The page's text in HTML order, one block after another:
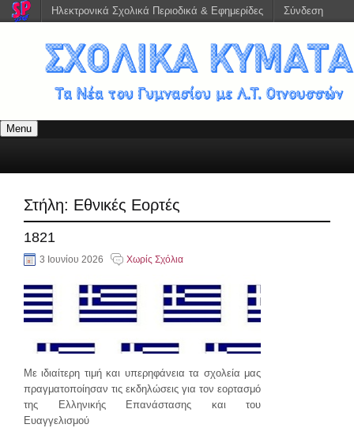
Menu
Στήλη: Εθνικές Εορτές
1821
3 Ιουνίου 2026 Χωρίς Σχόλια
Με ιδιαίτερη τιμή και υπερηφάνεια τα σχολεία μας
πραγματοποίησαν τις εκδηλώσεις για τον εορτασμό
της Ελληνικής Επανάστασης και του
Ευαγγελισμού
Ηλεκτρονικά Σχολικά Περιοδικά & Εφημερίδες Σύνδεση